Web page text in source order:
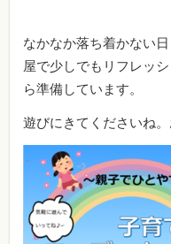
なかなか落ち着かない
屋で少しでもリフレッ
ら準備しています。
遊びにきてくださいね